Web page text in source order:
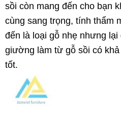
sồi còn mang đến cho bạn
cùng sang trọng, tính thẩm
đến là loại gỗ nhẹ nhưng
giường làm từ gỗ sồi có
tốt.